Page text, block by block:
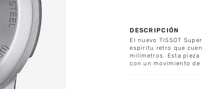
El nuevo TISSOT
espíritu retro que
milímetros. Esta
con un movimiento de